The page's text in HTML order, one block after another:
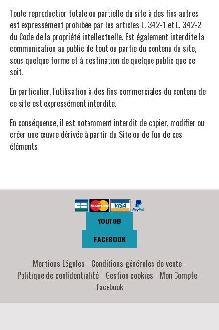
Toute reproduction totale ou partielle du site à des fins autres
est expressément prohibée par les articles L. 342-1 et L. 342-2
du Code de la propriété intellectuelle. Est également interdite la
communication au public de tout ou partie du contenu du site,
sous quelque forme et à destination de quelque public que ce
soit.
En particulier, l'utilisation à des fins commerciales du contenu de
ce site est expressément interdite.
En conséquence, il est notamment interdit de copier, modifier ou
créer une œuvre dérivée à partir du Site ou de l'un de ces
éléments
YOUTUB
FACEBOOK
Mentions Légales
Conditions générales de vente
Politique de confidentialité
Gestion cookies
Mon Compte
facebook